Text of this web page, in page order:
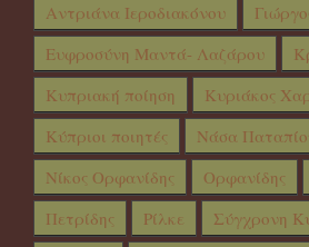
Αντριάνα Ιεροδιακόνου
Ευφροσύνη Μαντά- Λαζάρου
Κυπριακή ποίηση
Κυριάκος
Κύπριοι ποιητές
Νάσα
Νίκος Ορφανίδης
Ορφανίδης
Πετρίδης
Ρίλκε
Σύγχρονη